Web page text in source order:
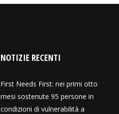
NOTIZIE RECENTI
First Needs First: nei primi otto
mesi sostenute 95 persone in
condizioni di vulnerabilità a